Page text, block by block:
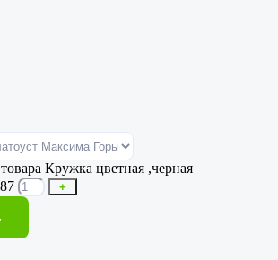
Кружка цветная ,черная
+